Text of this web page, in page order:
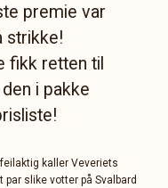
premie var
strikke!
fikk retten til
i pakke
kaller Veveriets
slike votter på Svalbard